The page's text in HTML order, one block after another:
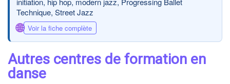
Technique, Street Jazz
🌐 Voir la fiche complète
Autres centres de formation en
danse